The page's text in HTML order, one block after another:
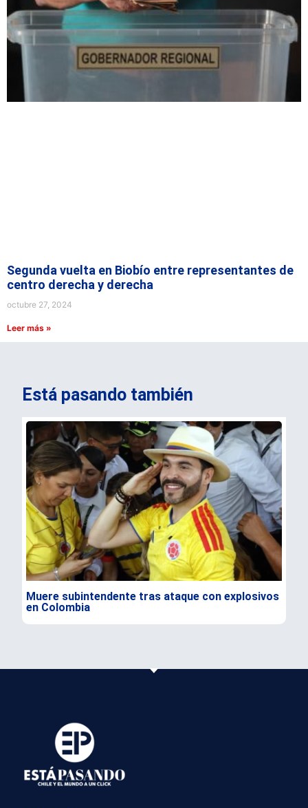
Segunda vuelta en Biobío entre representantes de
centro derecha y derecha
octubre 27, 2024
Leer más »
Está pasando también
Muere subintendente tras ataque con explosivos
en Colombia